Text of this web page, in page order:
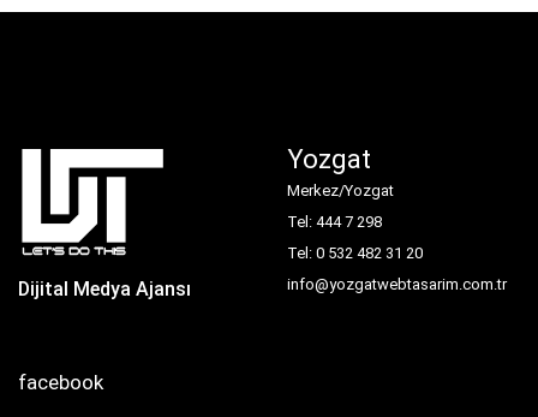
Dijital Medya Ajansı
facebook
Yozgat
Merkez/Yozgat
Tel: 444 7 298
Tel: 0 532 482 31 20
info@yozgatwebtasarim.com.tr